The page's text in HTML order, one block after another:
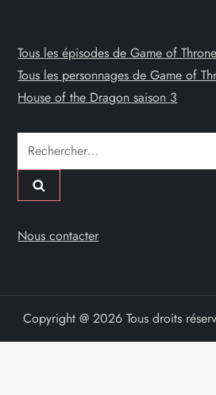
Tous les épisodes de Game of
Tous les personnages de Game of
House of the Dragon saison 3
Rechercher :
Nous contacter
Copyright @ 2026 Tous droits